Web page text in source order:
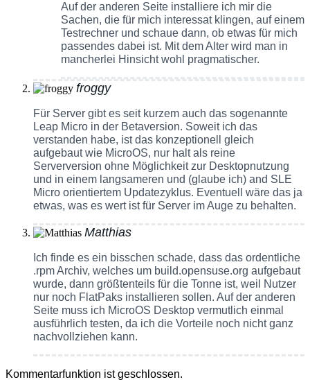
Auf der anderen Seite installiere ich mir die
Sachen, die für mich interessat klingen, auf einem
Testrechner und schaue dann, ob etwas für mich
passendes dabei ist. Mit dem Alter wird man in
mancherlei Hinsicht wohl pragmatischer.
froggy
Für Server gibt es seit kurzem auch das sogenannte
Leap Micro in der Betaversion. Soweit ich das
verstanden habe, ist das konzeptionell gleich
aufgebaut wie MicroOS, nur halt als reine
Serverversion ohne Möglichkeit zur Desktopnutzung
und in einem langsameren und (glaube ich) and SLE
Micro orientiertem Updatezyklus. Eventuell wäre das ja
etwas, was es wert ist für Server im Auge zu behalten.
Matthias
Ich finde es ein bisschen schade, dass das ordentliche
.rpm Archiv, welches um build.opensuse.org aufgebaut
wurde, dann größtenteils für die Tonne ist, weil Nutzer
nur noch FlatPaks installieren sollen. Auf der anderen
Seite muss ich MicroOS Desktop vermutlich einmal
ausführlich testen, da ich die Vorteile noch nicht ganz
nachvollziehen kann.
Kommentarfunktion ist geschlossen.